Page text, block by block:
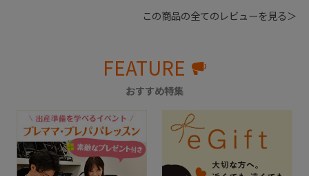
この商品の全てのレビューを見る＞
FEATURE
おすすめ特集